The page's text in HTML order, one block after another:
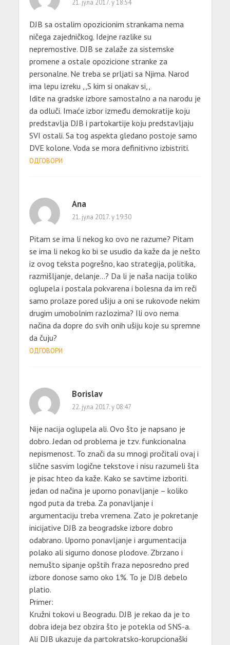
21. јула 2017. у 18:54
DJB sa ostalim opozicionim strankama nema
ničega zajedničkog. Idejne razlike su
nepremostive. DJB se zalaže za sistemske
promene a ostale opozicione stranke za
personalne. Ne treba se prljati sa Njima. Narod
ima lepu izreku ,,S kim si onakav si,,
Idite na gradske izbore samostalno a na narodu je
da odluči. Imaće izbor između demokratije koju
predstavlja DJB i partokartije koju predstavljaju
SVI ostali. Sa tog aspekta gledano postoje samo
DVE kolone. Voda se mora definitivno izbistriti.
ОДГОВОРИ
Ana
21. јула 2017. у 19:30
Pitam se ima li nekog ko ovo ne razume? Pitam
se ima li nekog ko bi se usudio da kaže da je nešto
iz ovog teksta pogrešno, kao strategija, politika,
razmišljanje, delanje…? Da li je naša nacija toliko
oglupela i postala pokvarena i bolesna da im reči
samo prolaze pored ušiju a oni se rukovode nekim
drugim umobolnim razlozima? Ili ovo nema
načina da dopre do svih onih ušiju koje su spremne
da čuju?
ОДГОВОРИ
Borislav
22. јула 2017. у 08:47
Nije nacija oglupela ali. Ovo što je napsano je
dobro. Jedan od problema je tzv. funkcionalna
nepismenost. To znači da su mnogi pročitali ovaj i
slične sasvim logične tekstove i nisu razumeli šta
je pisac hteo da kaže. Kako se savtime izboriti.
jedan od načina je uporno ponavljanje – koliko
ngod puta da treba. Za ponavljanje i
argumentaciju treba vremena. Zato je pokretanje
inicijative DJB za beogradske izbore dobro
odabrano. Uporno ponavljanje i argumentacija
polako ali sigurno donose plodove. Zbrzano i
nemušto sipanje opštih fraza neposredno pred
izbore donose samo oko 1%. To je DJB debelo
platio.
Primer:
Kružni tokovi u Beogradu. DJB je rekao da je to
dobra ideja bez obzira što je potekla od SNS-a.
Ali DJB ukazuje da partokratsko-korupcionaški